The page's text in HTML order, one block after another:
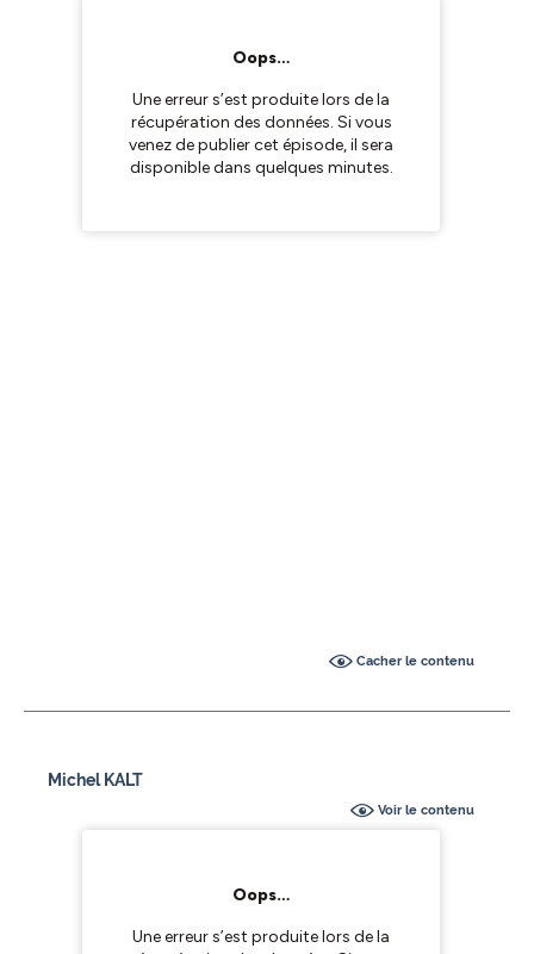
Cacher le contenu
Michel KALT
Voir le contenu